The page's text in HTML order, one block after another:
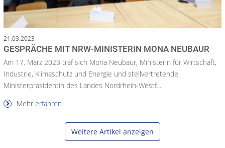
21.03.2023
GESPRÄCHE MIT NRW-MINISTERIN MONA NEUBAUR
Am 17. März 2023 traf sich Mona Neubaur, Ministerin für Wirtschaft,
Industrie, Klimaschutz und Energie und stellvertretende
Ministerpräsidentin des Landes Nordrhein-Westf...
Mehr erfahren
Weitere Artikel anzeigen